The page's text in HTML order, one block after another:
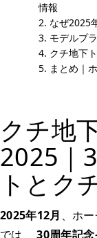
情報
なぜ2025
モデルプ
クチ地下
まとめ｜
クチ地
2025｜
トとク
2025年12月 、ホ
では、30周年記